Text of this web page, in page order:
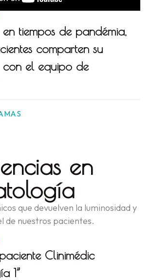
en tiempos de pandémia,
comparten su
con el equipo de
en
que devuelven la luminosidad y
de nuestros pacientes.
paciente Clinimédic
1”